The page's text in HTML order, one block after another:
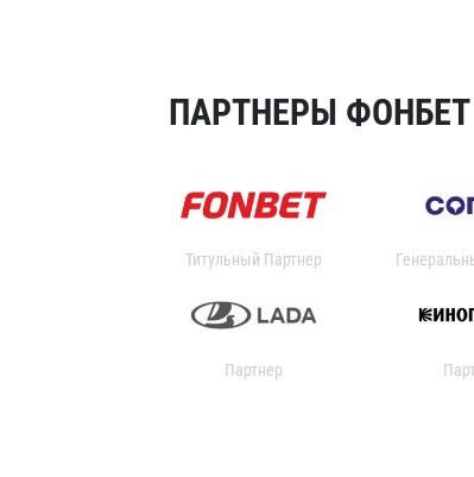
ПАРТНЕРЫ ФОНБЕТ
Титульный Партнер
Партнер